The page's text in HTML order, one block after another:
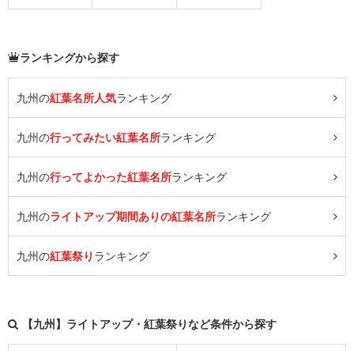
ランキングから探す
九州の紅葉名所人気ランキング
九州の行ってみたい紅葉名所ランキング
九州の行ってよかった紅葉名所ランキング
九州のライトアップ期間ありの紅葉名所ランキング
九州の紅葉祭り ランキング
【九州】ライトアップ・紅葉祭りなど条件から探す